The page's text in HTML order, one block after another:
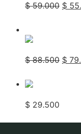
$59.000 $
$88.500 $
$ 29.500